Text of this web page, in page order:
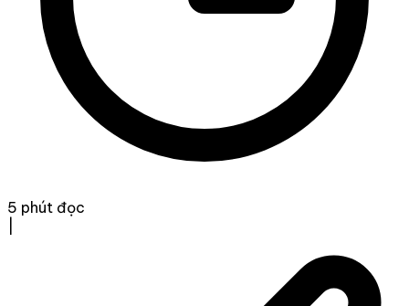
5 phút đọc